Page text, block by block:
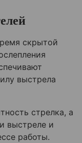
скрытой
выстрела
стрелка, а
выстреле и
работы.